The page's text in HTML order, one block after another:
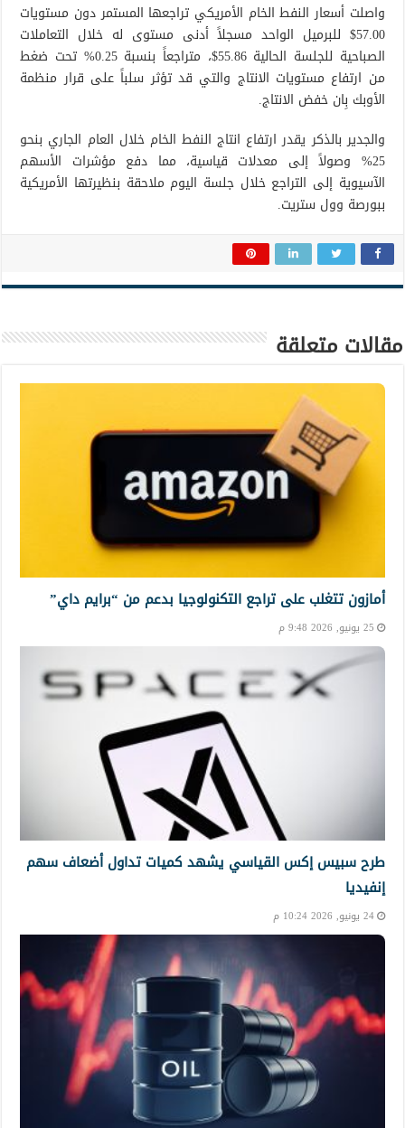
واصلت أسعار النفط الخام الأمريكي تراجعها المستمر دون مستويات
57.00$ للبرميل الواحد مسجلاً أدنى مستوى له خلال التعاملات
الصباحية للجلسة الحالية 55.86$، متراجعاً بنسبة 0.25% تحت ضغط
من ارتفاع مستويات الانتاج والتي قد تؤثر سلباً على قرار منظمة
الأوبك بِان خفض الانتاج.
والجدير بالذكر يقدر ارتفاع انتاج النفط الخام خلال العام الجاري بنحو
25% وصولاً إلى معدلات قياسية، مما دفع مؤشرات الأسهم
الآسيوية إلى التراجع خلال جلسة اليوم ملاحقة بنظيرتها الأمريكية
ببورصة وول ستريت.
مقالات متعلقة
أمازون تتغلب على تراجع التكنولوجيا بدعم من “برايم داي”
25 يونيو, 2026 9:48 م
طرح سبيس إكس القياسي يشهد كميات تداول أضعاف سهم
إنفيديا
24 يونيو, 2026 10:24 م